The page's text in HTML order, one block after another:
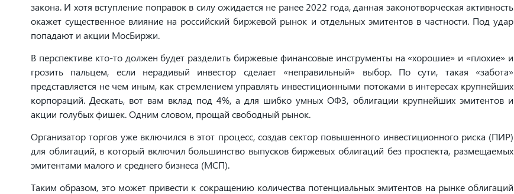
закона. И хотя вступление поправок в силу ожидается не ранее 2022 года, данная законотворческая активность
окажет существенное влияние на российский биржевой рынок и отдельных эмитентов в частности. Под удар
попадают и акции МосБиржи.
В перспективе кто-то должен будет разделить биржевые финансовые инструменты на «хорошие» и «плохие» и
грозить пальцем, если нерадивый инвестор сделает «неправильный» выбор. По сути, такая «забота»
представляется не чем иным, как стремлением управлять инвестиционными потоками в интересах крупнейших
корпораций. Дескать, вот вам вклад под 4%, а для шибко умных ОФЗ, облигации крупнейших эмитентов и
акции голубых фишек. Одним словом, прощай свободный рынок.
Организатор торгов уже включился в этот процесс, создав сектор повышенного инвестиционного риска (ПИР)
для облигаций, в который включил большинство выпусков биржевых облигаций без проспекта, размещаемых
эмитентами малого и среднего бизнеса (МСП).
Таким образом, это может привести к сокращению количества потенциальных эмитентов на рынке облигаций